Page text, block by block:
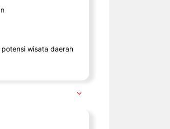
wisata daerah